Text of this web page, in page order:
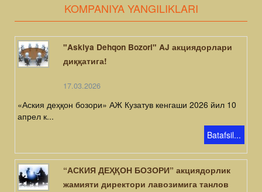
KOMPANIYA YANGILIKLARI
"Askiya Dehqon Bozori" AJ акциядорлари
диққатига!
17.03.2026
«Аския деҳқон бозори» АЖ Кузатув кенгаши 2026 йил 10
апрел к...
Batafsil...
“АСКИЯ ДЕҲҚОН БОЗОРИ” акциядорлик
жамияти директори лавозимига танлов